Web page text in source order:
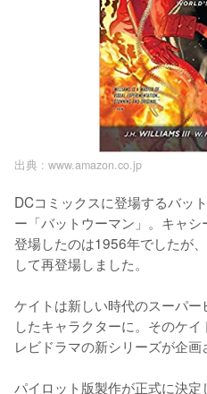
出典 : www.amazon.co.jp
DCコミックスに登場するバッ
ー「バットウーマン」。キャ
登場したのは1956年でしたが
して再登場しました。
ケイトは新しい時代のスーパー
したキャラクターに。そのケ
レビドラマの新シリーズが企画
パイロット版製作が正式に決